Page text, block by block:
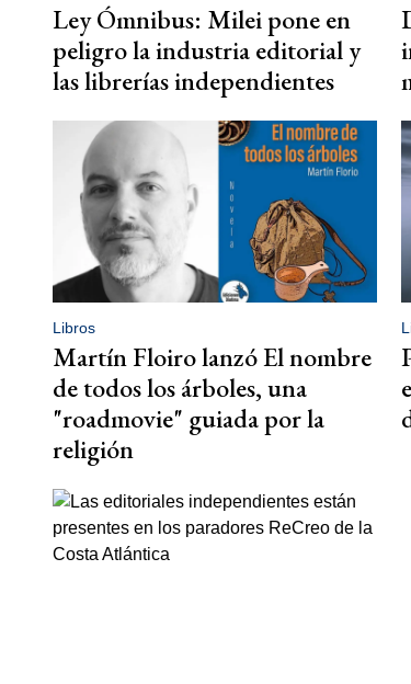
Ley Ómnibus: Milei pone en
peligro la industria editorial y
las librerías independientes
Libros
Martín Floiro lanzó El nombre
de todos los árboles, una
"roadmovie" guiada por la
religión